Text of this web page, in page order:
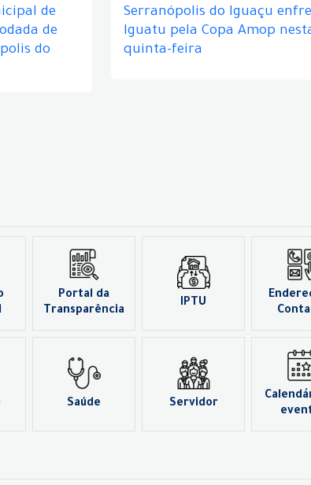
de
de
do
Serranópolis do Iguaçu
Iguatu pela Copa Amop
quinta-feira
Portal da
Transparência
IPTU
Saúde Servidor